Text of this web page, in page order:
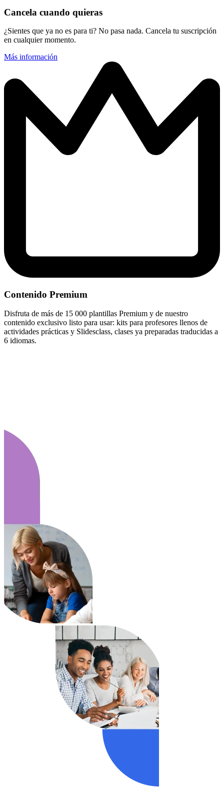
Cancela cuando quieras
¿Sientes que ya no es para ti? No pasa nada. Cancela tu suscripción
en cualquier momento.
Más información
Contenido Premium
Disfruta de más de 15 000 plantillas Premium y de nuestro
contenido exclusivo listo para usar: kits para profesores llenos de
actividades prácticas y Slidesclass, clases ya preparadas traducidas a
6 idiomas.